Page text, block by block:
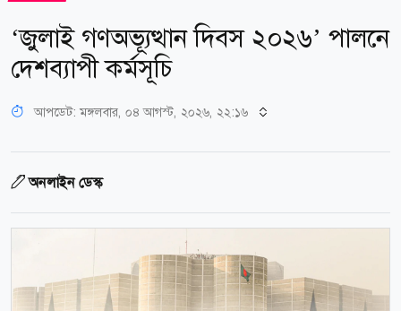
‘জুলাই গণঅভ্যূত্থান দিবস ২০২৬’ পালনে
দেশব্যাপী কর্মসূচি
আপডেট: মঙ্গলবার, ০৪ আগস্ট, ২০২৬, ২২:১৬
অনলাইন ডেস্ক